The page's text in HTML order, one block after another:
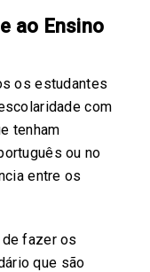
ao Ensino
os estudantes
com
tenham
ou no
entre os
fazer os
que são